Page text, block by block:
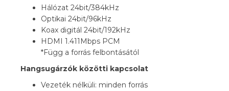
Hálózat 24bit/384kHz
Optikai 24bit/96kHz
Koax digitál 24bit/192kHz
HDMI 1.411Mbps PCM
*Függ a forrás felbontásától
Hangsugárzók közötti kapcsolat
Vezeték nélküli: minden forrás